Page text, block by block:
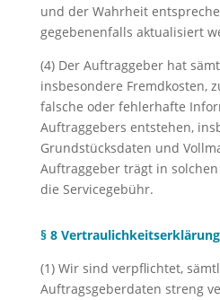
und der Wahrheit
gegebenenfalls aktualisiert
(4) Der Auftraggeber hat
insbesondere Fremdkosten,
falsche oder fehlerhafte
Auftraggebers entstehen,
Grundstücksdaten und
Auftraggeber trägt in
die Servicegebühr.
§ 8
(1) Wir sind verpflichtet,
Auftragsgeberdaten streng